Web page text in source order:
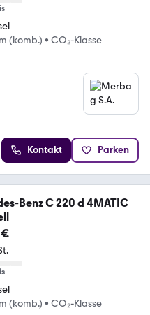
(komb.) • CO₂-Klasse
Kontakt Parken
Benz C 220 d 4MATIC
€
(komb.) • CO₂-Klasse